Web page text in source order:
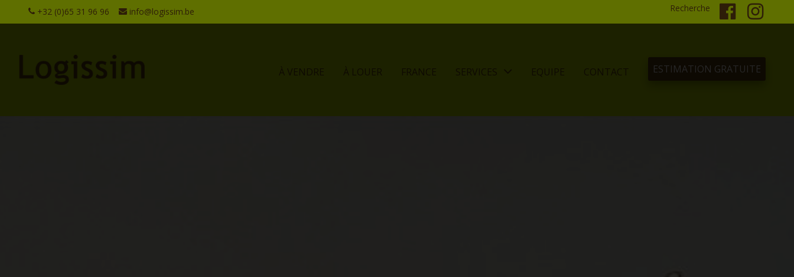
+32 (0)65 31 96 96 info@logissim.be Recherche
À VENDRE À LOUER FRANCE SERVICES EQUIPE CONTACT ESTIMATION GRATUITE